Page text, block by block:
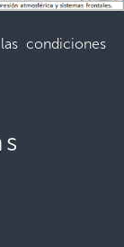
condiciones